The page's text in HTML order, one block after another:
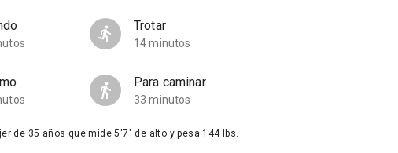
Trotar
14 minutos
Para caminar
33 minutos
de 35 años que mide 5'7" de alto y pesa 144 lbs.